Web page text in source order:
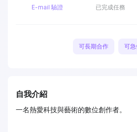
E-mail 驗證 已完成任務
可長期合作 可
自我介紹
一名熱愛科技與藝術的數位創作者。